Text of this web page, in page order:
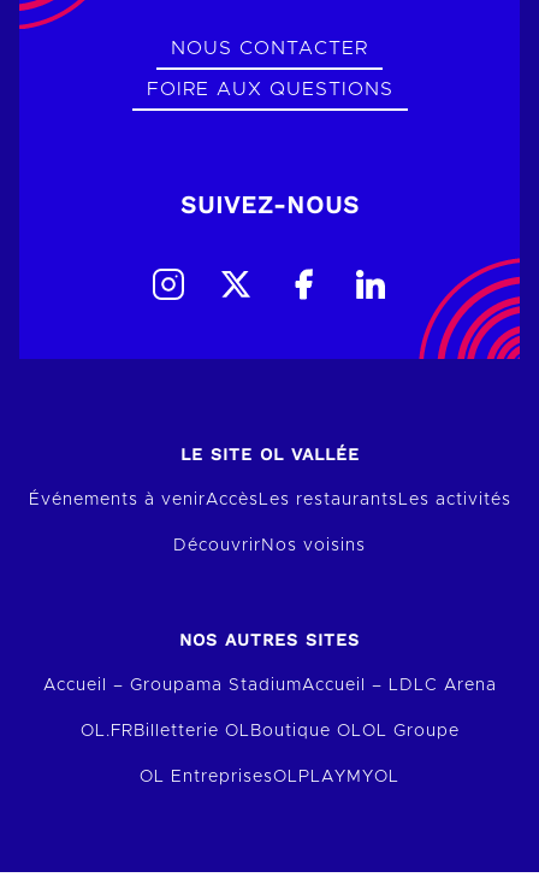
NOUS CONTACTER
FOIRE AUX QUESTIONS
SUIVEZ-NOUS
LE SITE OL VALLÉE
Événements à venirAccèsLes restaurantsLes activités
Découvrir Nos voisins
NOS AUTRES SITES
Accueil – Groupama StadiumAccueil – LDLC Arena
OL.FR Billetterie OL Boutique OLOL Groupe
OL EntreprisesOLPLAY MYOL